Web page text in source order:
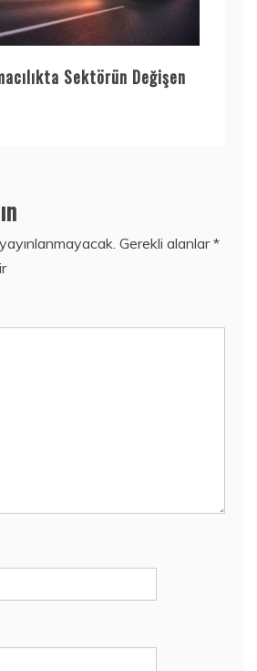
Sektörün Değişen
Gerekli alanlar*